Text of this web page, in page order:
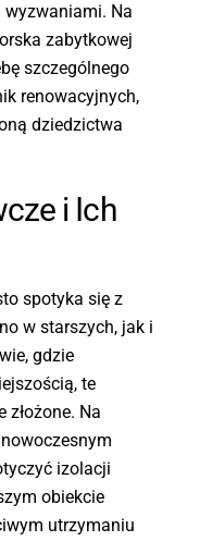
Na
zabytkowej
szczególnego
renowacyjnych,
dziedzictwa
i Ich
spotyka się z
w starszych, jak i
gdzie
te
Na
izolacji
obiekcie
utrzymaniu